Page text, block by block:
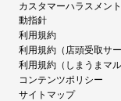
カスタマーハラスメン
動指針
利用規約
利用規約（店頭受取サー
利用規約（しまうまマル
コンテンツポリシー
サイトマップ